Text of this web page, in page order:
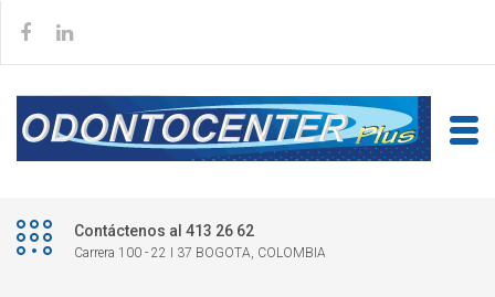
Contáctenos al 413 26 62
Carrera 100 - 22 I 37 BOGOTA, COLOMBIA